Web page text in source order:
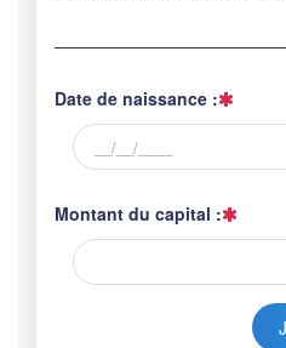
Date de naissance :
Montant du capital :